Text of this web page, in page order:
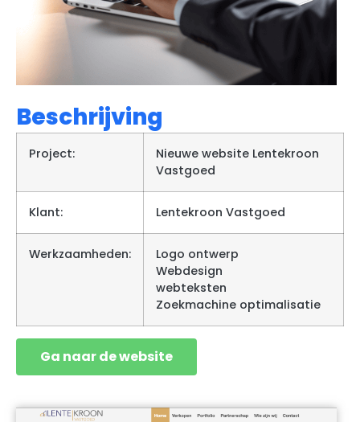
Beschrijving
Project:
Nieuwe website Lentekroon
Vastgoed
Klant: Lentekroon Vastgoed
Werkzaamheden:
Logo ontwerp
Webdesign
webteksten
Zoekmachine optimalisatie
Ga naar de website